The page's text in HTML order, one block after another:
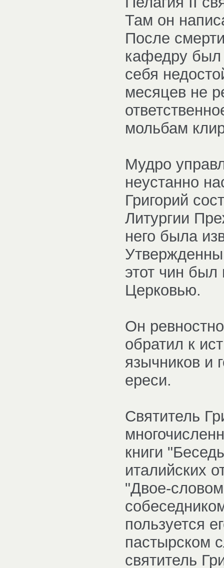
Там он
После
кафедру был
себя
месяцев не
мольбам
Мудро
неустанно
Григорий
Литургии
него была
этот чин был
Церковью.
Он
обратил к
язычников и
ереси.
Святитель
книги
италийских
"Двое-
пользуется
пастырском
святитель